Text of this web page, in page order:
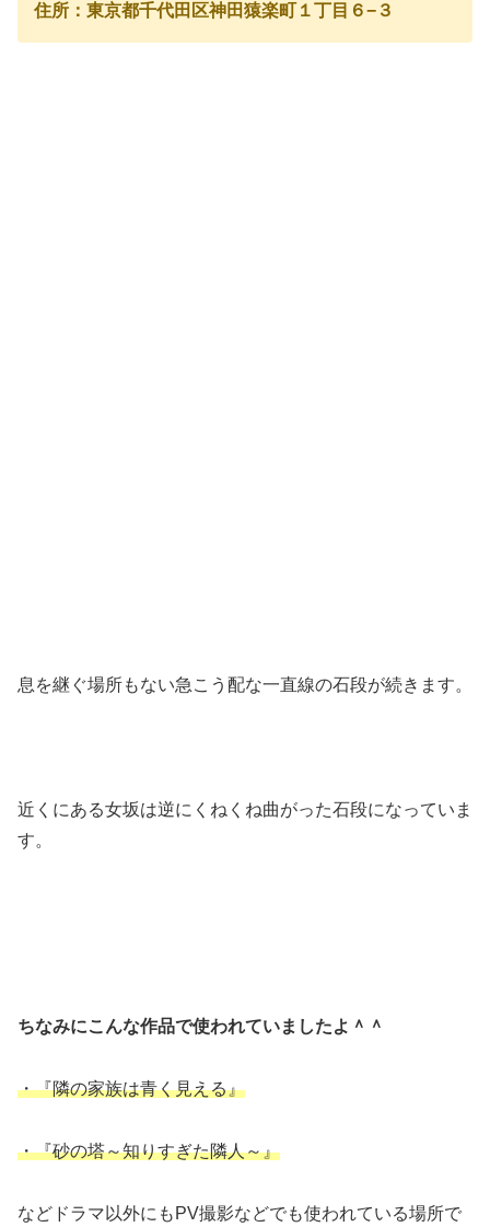
住所：東京都千代田区神田猿楽町１丁目６−３
息を継ぐ場所もない急こう配な一直線の石段が続きます。
近くにある女坂は逆にくねくね曲がった石段になっていま
す。
ちなみにこんな作品で使われていましたよ＾＾
・『隣の家族は青く見える』
・『砂の塔～知りすぎた隣人～』
などドラマ以外にもPV撮影などでも使われている場所で